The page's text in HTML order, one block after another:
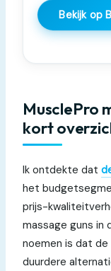
Bekijk op
MusclePro
kort
Ik ontdekte dat
het
prijs-
massage guns in
noemen is dat
duurdere